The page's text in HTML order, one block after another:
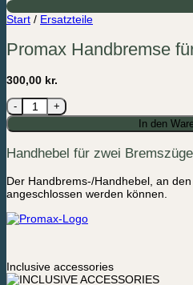
Start / Ersatzteile
Promax Handbremse
300,00 kr.
Promax Handbremse für zwei
In den
Handhebel für zwei Bremszüge
Der Handbrems-/Handhebel, an
angeschlossen werden können.
Inclusive accessories